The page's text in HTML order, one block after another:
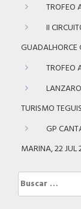
TROFEO
II
GUADALHORCE
TROFEO
TURISMO
GP
MARINA, 22 JUL
Buscar: